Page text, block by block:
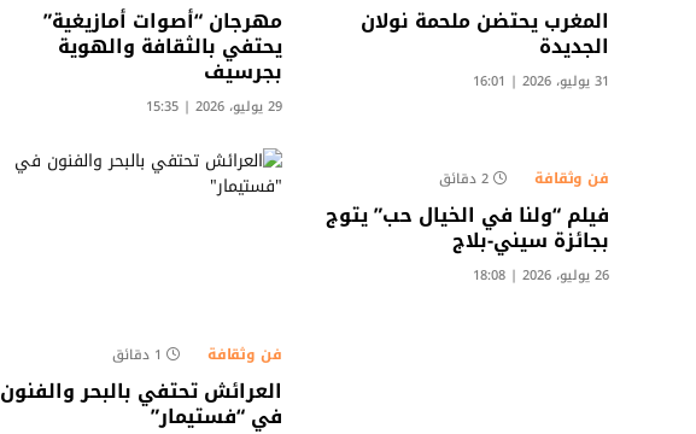
المغرب يحتضن ملحمة نولان
الجديدة
31 يوليو، 2026 | 16:01
مهرجان “أصوات أمازيغية”
يحتفي بالثقافة والهوية
بجرسيف
29 يوليو، 2026 | 15:35
فن وثقافة 2 دقائق
فيلم “ولنا في الخيال حب” يتوج
بجائزة سيني-بلاج
26 يوليو، 2026 | 18:08
فن وثقافة 1 دقائق
العرائش تحتفي بالبحر والفنون
في “فستيمار”